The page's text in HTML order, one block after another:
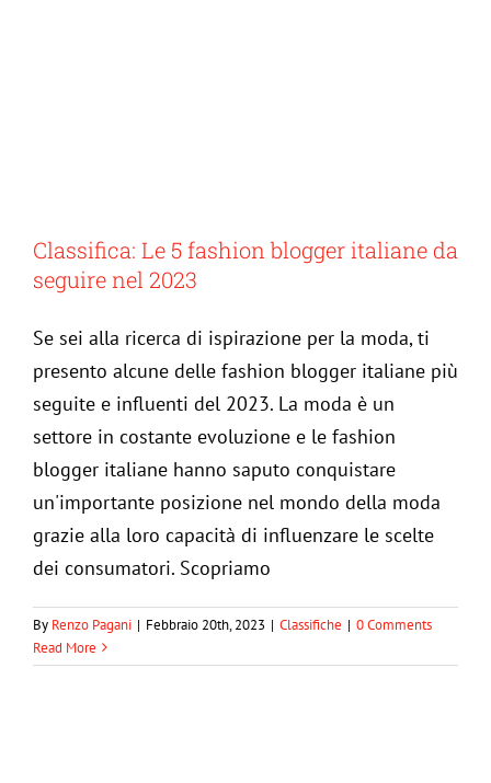
Classifica: Le 5 fashion blogger italiane da
seguire nel 2023
Se sei alla ricerca di ispirazione per la moda, ti
presento alcune delle fashion blogger italiane più
seguite e influenti del 2023. La moda è un
settore in costante evoluzione e le fashion
blogger italiane hanno saputo conquistare
un'importante posizione nel mondo della moda
grazie alla loro capacità di influenzare le scelte
dei consumatori. Scopriamo
By Renzo Pagani | Febbraio 20th, 2023 | Classifiche | 0 Comments
Read More
Classifica: i migliori film di moda